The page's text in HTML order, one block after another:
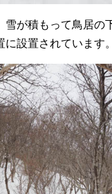
が積もって鳥居の
設置されています。